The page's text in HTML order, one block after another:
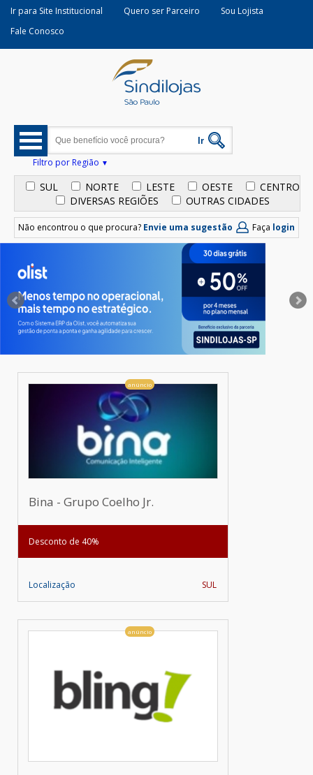
Ir para Site Institucional Quero ser Parceiro
Sou Lojista
Fale Conosco
Filtro por Região
SUL NORTE LESTE OESTE
CENTRO
DIVERSAS REGIÕES
OUTRAS CIDADES
Não encontrou o que procura? Envie uma sugestão Faça login
anúncio
Bina - Grupo Coelho Jr.
Desconto de 40%
Localização SUL
anúncio